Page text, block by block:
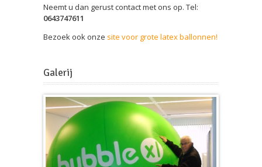
Neemt u dan gerust contact met ons op. Tel:
0643747611
Bezoek ook onze site voor grote latex ballonnen!
Galerij